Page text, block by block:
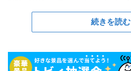
続きを読む